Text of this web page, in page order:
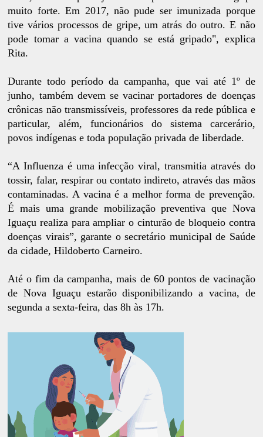
muito forte. Em 2017, não pude ser imunizada porque
tive vários processos de gripe, um atrás do outro. E não
pode tomar a vacina quando se está gripado", explica
Rita.
Durante todo período da campanha, que vai até 1º de
junho, também devem se vacinar portadores de doenças
crônicas não transmissíveis, professores da rede pública e
particular, além, funcionários do sistema carcerário,
povos indígenas e toda população privada de liberdade.
“A Influenza é uma infecção viral, transmitia através do
tossir, falar, respirar ou contato indireto, através das mãos
contaminadas. A vacina é a melhor forma de prevenção.
É mais uma grande mobilização preventiva que Nova
Iguaçu realiza para ampliar o cinturão de bloqueio contra
doenças virais”, garante o secretário municipal de Saúde
da cidade, Hildoberto Carneiro.
Até o fim da campanha, mais de 60 pontos de vacinação
de Nova Iguaçu estarão disponibilizando a vacina, de
segunda a sexta-feira, das 8h às 17h.